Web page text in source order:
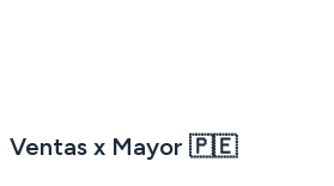
Ventas x Mayor 🇵🇪